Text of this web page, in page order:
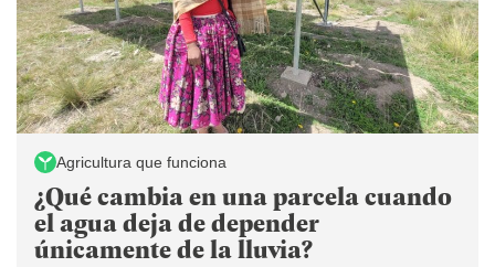
Agricultura que funciona
¿Qué cambia en una parcela cuando
el agua deja de depender
únicamente de la lluvia?